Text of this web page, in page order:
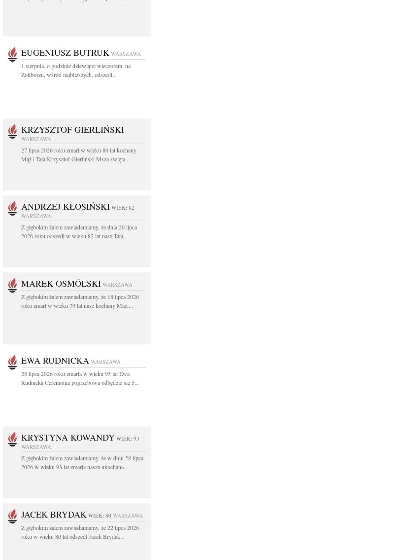
EUGENIUSZ BUTRUK WARSZAWA
1 sierpnia, o godzinie dziewiątej wieczorem, na
Żoliborzu, wśród najbliższych, odszedł...
KRZYSZTOF GIERLIŃSKI
WARSZAWA
27 lipca 2026 roku zmarł w wieku 80 lat kochany
Mąż i Tata Krzysztof Gierliński Msza święta...
ANDRZEJ KŁOSIŃSKI WIEK: 82
WARSZAWA
Z głębokim żalem zawiadamiamy, że dnia 20 lipca
2026 roku odszedł w wieku 82 lat nasz Tata,...
MAREK OSMÓLSKI WARSZAWA
Z głębokim żalem zawiadamiamy, że 18 lipca 2026
roku zmarł w wieku 79 lat nasz kochany Mąż,...
EWA RUDNICKA WARSZAWA
28 lipca 2026 roku zmarła w wieku 95 lat Ewa
Rudnicka Ceremonia pogrzebowa odbędzie się 5...
KRYSTYNA KOWANDY WIEK: 93
WARSZAWA
Z głębokim żalem zawiadamiamy, że w dniu 28 lipca
2026 w wieku 93 lat zmarła nasza ukochana...
JACEK BRYDAK WIEK: 80 WARSZAWA
Z głębokim żalem zawiadamiamy, że 22 lipca 2026
roku w wieku 80 lat odszedł Jacek Brydak...